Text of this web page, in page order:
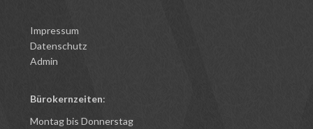
Impressum
Datenschutz
Admin
Bürokernzeiten:
Montag bis Donnerstag